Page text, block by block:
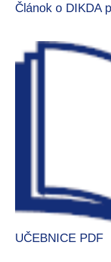
Článok o DIKDA
UČEBNICE PDF